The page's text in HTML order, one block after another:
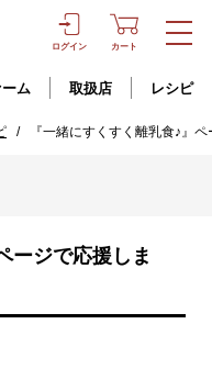
ログイン カート
ム 取扱店 レシピ
/ 『一緒にすくすく離乳食♪』
ージで応援しま